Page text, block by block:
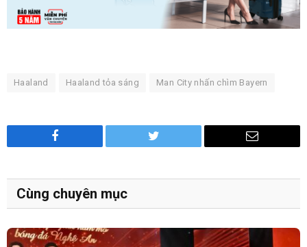
Haaland Haaland tỏa sáng Man City nhấn chìm Bayern
Facebook Twitter Email
Cùng chuyên mục